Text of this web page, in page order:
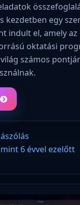
kezdetben egy
indult el, amely az
oktatási
számos
6 évvel ezelőtt